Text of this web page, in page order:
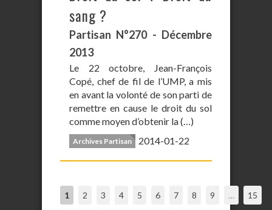
sang ?
Partisan N°270 - Décembre
2013
Le 22 octobre, Jean-François
Copé, chef de fil de l’UMP, a mis
en avant la volonté de son parti de
remettre en cause le droit du sol
comme moyen d’obtenir la (…)
Archives Partisan 2014-01-22
1 2 3 4 5 6 7 8 9 … 15